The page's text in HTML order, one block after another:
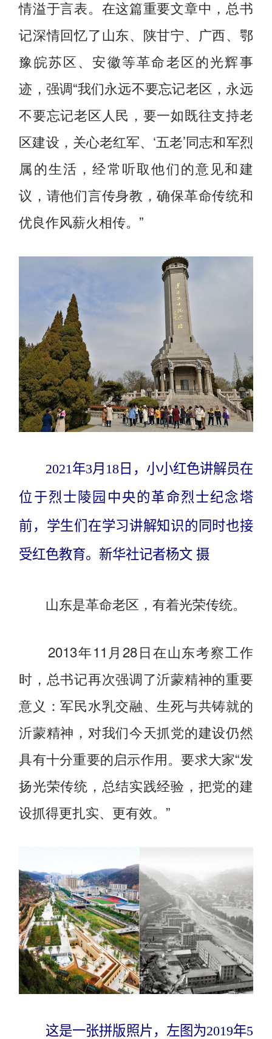
情溢于言表。在这篇重要文章中，总书
记深情回忆了山东、陕甘宁、广西、鄂
豫皖苏区、安徽等革命老区的光辉事
迹，强调“我们永远不要忘记老区，永远
不要忘记老区人民，要一如既往支持老
区建设，关心老红军、‘五老’同志和军烈
属的生活，经常听取他们的意见和建
议，请他们言传身教，确保革命传统和
优良作风薪火相传。”
2021年3月18日，小小红色讲解员在
位于烈士陵园中央的革命烈士纪念塔
前，学生们在学习讲解知识的同时也接
受红色教育。新华社记者杨文 摄
山东是革命老区，有着光荣传统。
2013年11月28日在山东考察工作
时，总书记再次强调了沂蒙精神的重要
意义：军民水乳交融、生死与共铸就的
沂蒙精神，对我们今天抓党的建设仍然
具有十分重要的启示作用。要求大家“发
扬光荣传统，总结实践经验，把党的建
设抓得更扎实、更有效。”
这是一张拼版照片，左图为2019年5